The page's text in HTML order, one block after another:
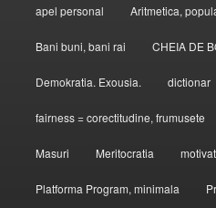
apel personal Aritmetica,
Bani buni, bani rai CHEIA DE
Demokratia. Exousia. dictionar
fairness = corectitudine, frumusete
Masuri Meritocratia
Platforma Program, minimala